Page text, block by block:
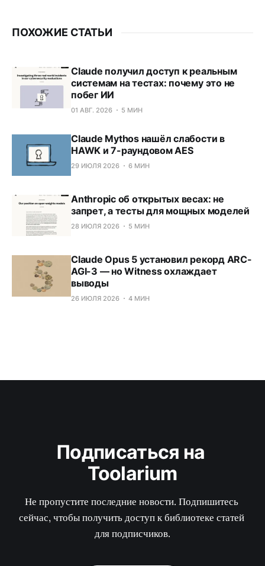
ПОХОЖИЕ СТАТЬИ
Claude получил доступ к реальным
системам на тестах: почему это не
побег ИИ
01 АВГ. 2026 5 МИН
Claude Mythos нашёл слабости в
HAWK и 7-раундовом AES
29 ИЮЛЯ 2026 6 МИН
Anthropic об открытых весах: не
запрет, а тесты для мощных моделей
28 ИЮЛЯ 2026 5 МИН
Claude Opus 5 установил рекорд ARC-
AGI-3 — но Witness охлаждает
выводы
26 ИЮЛЯ 2026 4 МИН
Подписаться на
Toolarium
Не пропустите последние новости. Подпишитесь
сейчас, чтобы получить доступ к библиотеке статей
для подписчиков.